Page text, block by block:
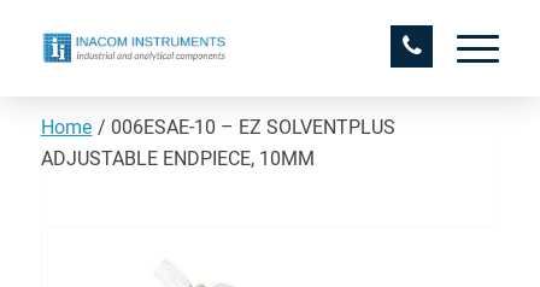
Home / 006ESAE-10 – EZ SOLVENTPLUS
ADJUSTABLE ENDPIECE, 10MM